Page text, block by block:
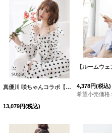
真優川 咲ちゃんコラボ【ルームウェア】ルームローブワンピ/ ドット/羽織り/ 清楚ワンピ【HC02】
13,079円(税込)
4,378円(税込)
希望小売価格: